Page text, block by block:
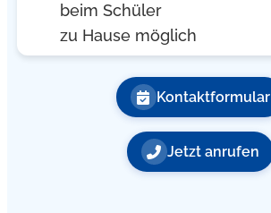
beim Schüler
zu Hause möglich
Kontaktformular
Jetzt anrufen